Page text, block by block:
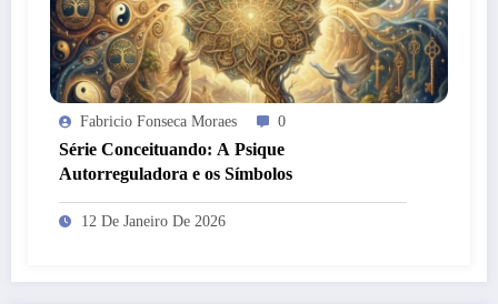
Fabricio Fonseca Moraes 0
Série Conceituando: A Psique
Autorreguladora e os Símbolos
12 De Janeiro De 2026